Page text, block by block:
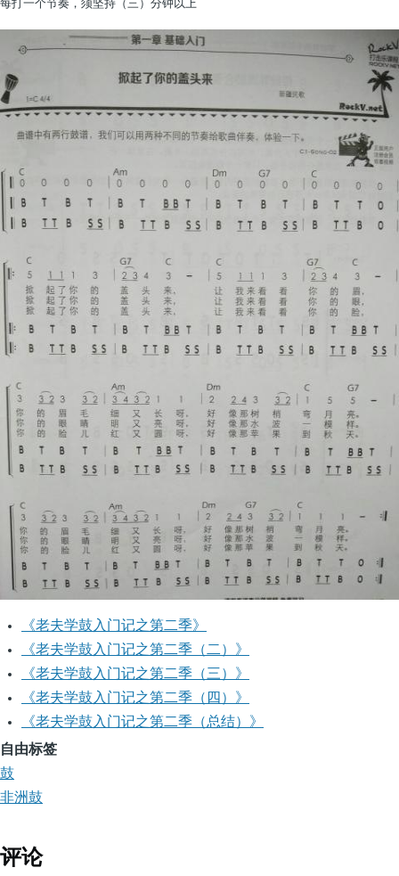
《老夫学鼓入门记之第二季》
《老夫学鼓入门记之第二季（二）》
《老夫学鼓入门记之第二季（三）》
《老夫学鼓入门记之第二季（四）》
《老夫学鼓入门记之第二季（总结）》
自由标签
鼓
非洲鼓
评论